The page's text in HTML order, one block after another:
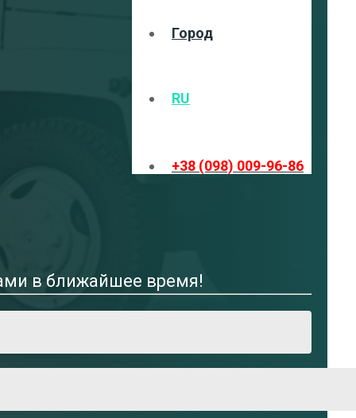
Город
RU
+38 (098) 009-96-86
в ближайшее время!